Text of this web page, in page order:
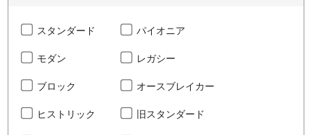
スタンダード パイオニア
モダン レガシー
ブロック オースブレイカー
ヒストリック 旧スタンダード